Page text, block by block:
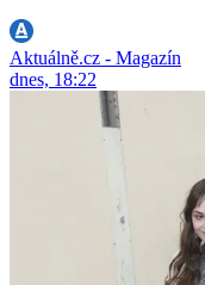
Aktuálně.cz - Magazín
dnes, 18:22